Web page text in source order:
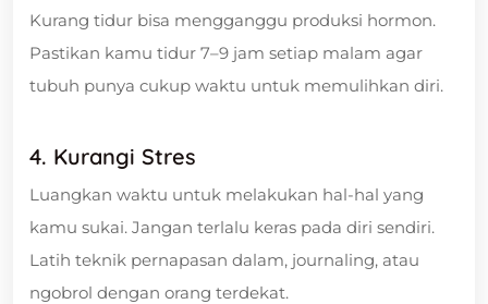
Kurang tidur bisa mengganggu produksi hormon.
Pastikan kamu tidur 7–9 jam setiap malam agar
tubuh punya cukup waktu untuk memulihkan diri.
4. Kurangi Stres
Luangkan waktu untuk melakukan hal-hal yang
kamu sukai. Jangan terlalu keras pada diri sendiri.
Latih teknik pernapasan dalam, journaling, atau
ngobrol dengan orang terdekat.